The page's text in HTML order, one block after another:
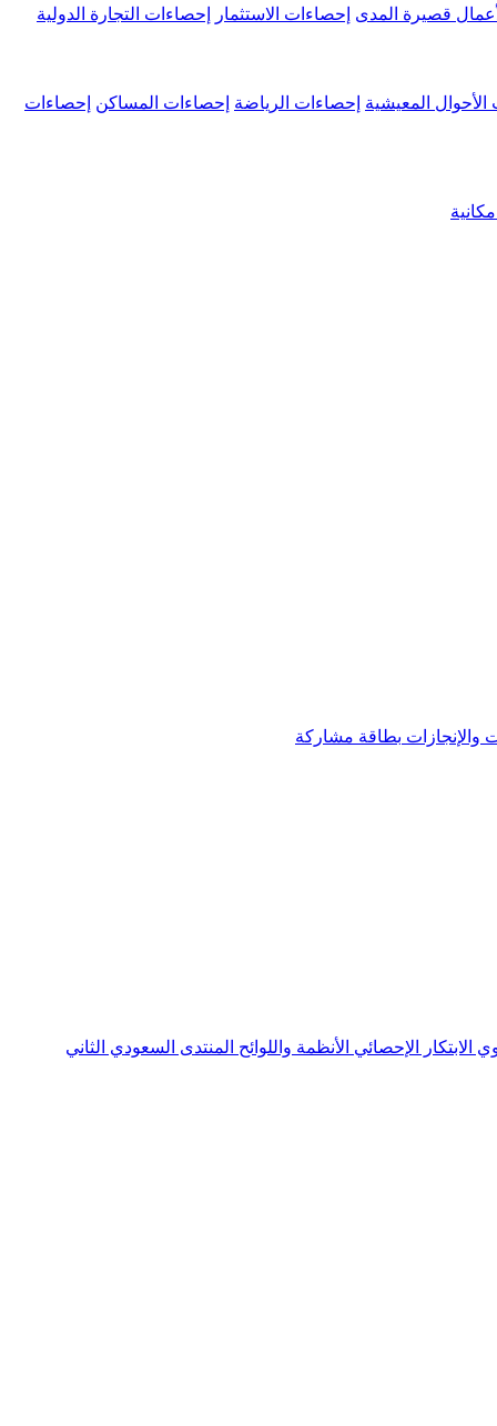
قصيرة المدى إحصاءات الاستثمار إحصاءات التجارة الدولية
الأحوال المعيشية إحصاءات الرياضة إحصاءات المساكن إحصاءات
والإنجازات بطاقة مشاركة
الابتكار الإحصائي الأنظمة واللوائح المنتدى السعودي الثاني